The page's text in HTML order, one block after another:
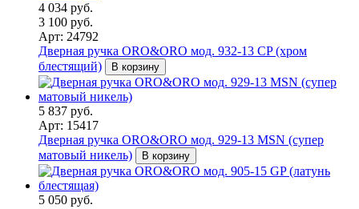
4 034 руб.
3 100 руб.
Арт: 24792
Дверная ручка ORO&ORO мод. 932-13 CP (хром
блестящий)
В корзину
5 837 руб.
Арт: 15417
Дверная ручка ORO&ORO мод. 929-13 MSN (супер
матовый никель)
В корзину
5 050 руб.